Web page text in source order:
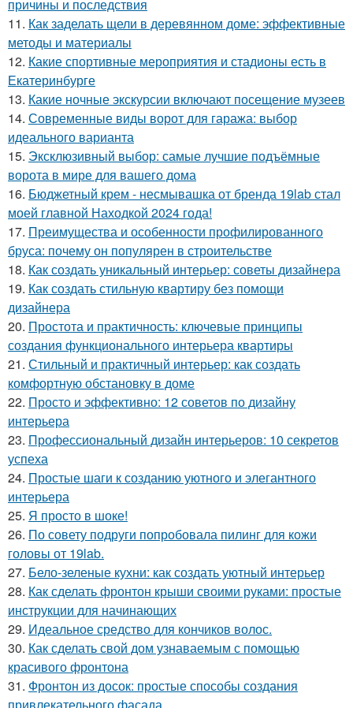
причины и последствия
11. Как заделать щели в деревянном доме: эффективные
методы и материалы
12. Какие спортивные мероприятия и стадионы есть в
Екатеринбурге
13. Какие ночные экскурсии включают посещение музеев
14. Современные виды ворот для гаража: выбор
идеального варианта
15. Эксклюзивный выбор: самые лучшие подъёмные
ворота в мире для вашего дома
16. Бюджетный крем - несмывашка от бренда 19lab стал
моей главной Находкой 2024 года!
17. Преимущества и особенности профилированного
бруса: почему он популярен в строительстве
18. Как создать уникальный интерьер: советы дизайнера
19. Как создать стильную квартиру без помощи
дизайнера
20. Простота и практичность: ключевые принципы
создания функционального интерьера квартиры
21. Стильный и практичный интерьер: как создать
комфортную обстановку в доме
22. Просто и эффективно: 12 советов по дизайну
интерьера
23. Профессиональный дизайн интерьеров: 10 секретов
успеха
24. Простые шаги к созданию уютного и элегантного
интерьера
25. Я просто в шоке!
26. По совету подруги попробовала пилинг для кожи
головы от 19lab.
27. Бело-зеленые кухни: как создать уютный интерьер
28. Как сделать фронтон крыши своими руками: простые
инструкции для начинающих
29. Идеальное средство для кончиков волос.
30. Как сделать свой дом узнаваемым с помощью
красивого фронтона
31. Фронтон из досок: простые способы создания